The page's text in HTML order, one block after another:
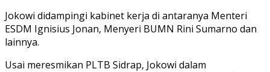
Jokowi didampingi kabinet kerja di antaranya Menteri
ESDM Ignisius Jonan, Menyeri BUMN Rini Sumarno dan
lainnya.
Usai meresmikan PLTB Sidrap, Jokowi dalam